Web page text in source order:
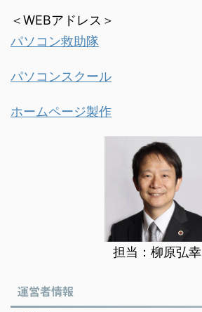
＜WEBアドレス＞
パソコン救助隊
パソコンスクール
ホームページ製作
担当：柳原弘幸
運営者情報